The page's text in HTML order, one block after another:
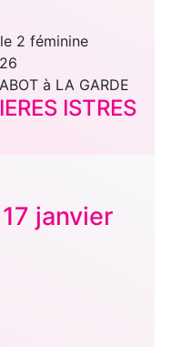
2 féminine
à LA GARDE
ISTRES
17 janvier